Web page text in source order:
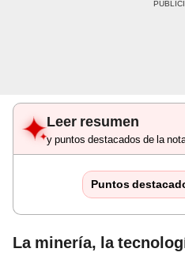
Leer resumen
y puntos destacados de la
Puntos
La minería, la